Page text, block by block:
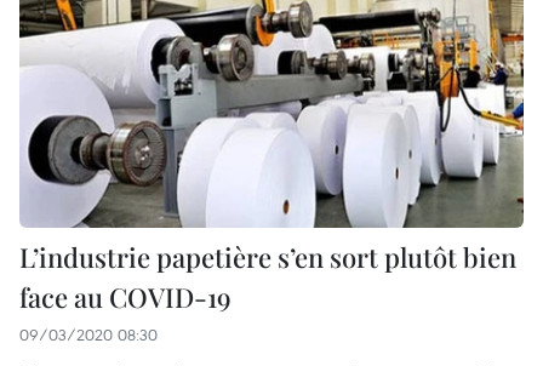
L’industrie papetière s’en sort plutôt bien
face au COVID-19
09/03/2020 08:30